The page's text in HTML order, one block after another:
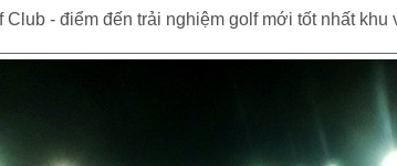
Club - điểm đến trải nghiệm golf mới tốt nhất khu